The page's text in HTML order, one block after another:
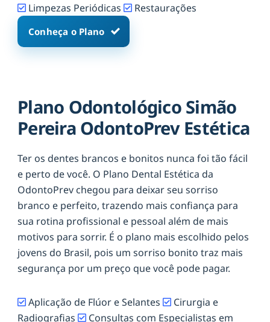
Limpezas Periódicas
Restaurações
Conheça o Plano
Plano Odontológico Simão
Pereira OdontoPrev Estética
Ter os dentes brancos e bonitos nunca foi tão fácil
e perto de você. O Plano Dental Estética da
OdontoPrev chegou para deixar seu sorriso
branco e perfeito, trazendo mais confiança para
sua rotina profissional e pessoal além de mais
motivos para sorrir. É o plano mais escolhido pelos
jovens do Brasil, pois um sorriso bonito traz mais
segurança por um preço que você pode pagar.
Aplicação de Flúor e Selantes
Cirurgia e
Radiografias
Consultas com Especialistas em